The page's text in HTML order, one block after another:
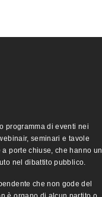
programma di eventi nei
seminari e tavole
porte chiuse, che hanno un
nel dibattito pubblico.
che non gode del